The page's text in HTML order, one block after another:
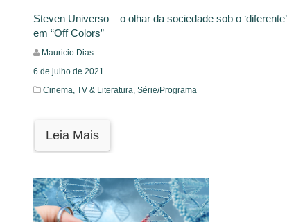
Steven Universo – o olhar da sociedade sob o ‘diferente’
em “Off Colors”
Mauricio Dias
6 de julho de 2021
Cinema, TV & Literatura, Série/Programa
Leia Mais